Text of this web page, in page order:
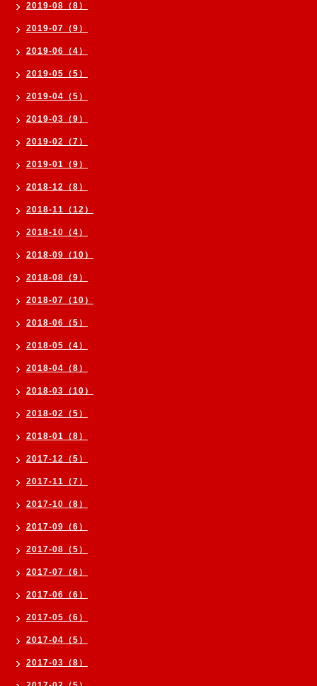
2019-08（8）
2019-07（9）
2019-06（4）
2019-05（5）
2019-04（5）
2019-03（9）
2019-02（7）
2019-01（9）
2018-12（8）
2018-11（12）
2018-10（4）
2018-09（10）
2018-08（9）
2018-07（10）
2018-06（5）
2018-05（4）
2018-04（8）
2018-03（10）
2018-02（5）
2018-01（8）
2017-12（5）
2017-11（7）
2017-10（8）
2017-09（6）
2017-08（5）
2017-07（6）
2017-06（6）
2017-05（6）
2017-04（5）
2017-03（8）